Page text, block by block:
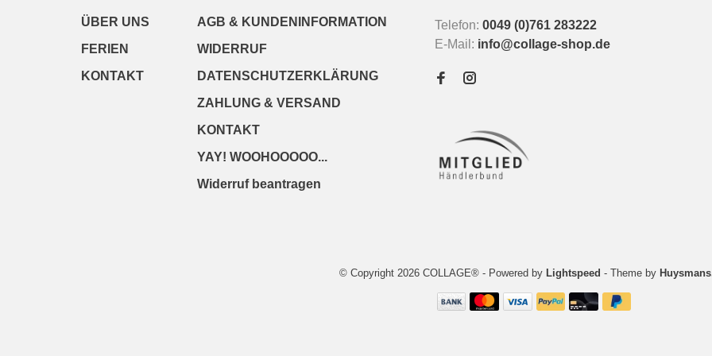
ÜBER UNS
FERIEN
KONTAKT
AGB & KUNDENINFORMATION
WIDERRUF
DATENSCHUTZERKLÄRUNG
ZAHLUNG & VERSAND
KONTAKT
YAY! WOOHOOOOO...
Widerruf beantragen
Telefon: 0049 (0)761 283222
E-Mail: info@collage-shop.de
© Copyright 2026 COLLAGE® - Powered by Lightspeed - Theme by